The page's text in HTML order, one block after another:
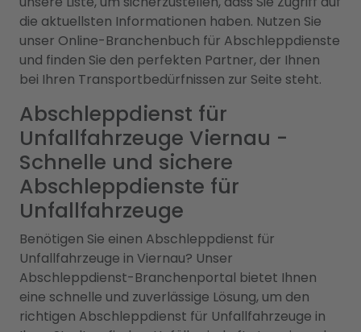
die aktuellsten Informationen haben. Nutzen Sie
unser Online-Branchenbuch für Abschleppdienste
und finden Sie den perfekten Partner, der Ihnen
bei Ihren Transportbedürfnissen zur Seite steht.
Abschleppdienst für
Unfallfahrzeuge Viernau -
Schnelle und sichere
Abschleppdienste für
Unfallfahrzeuge
Benötigen Sie einen Abschleppdienst für
Unfallfahrzeuge in Viernau? Unser
Abschleppdienst-Branchenportal bietet Ihnen
eine schnelle und zuverlässige Lösung, um den
richtigen Abschleppdienst für Unfallfahrzeuge in